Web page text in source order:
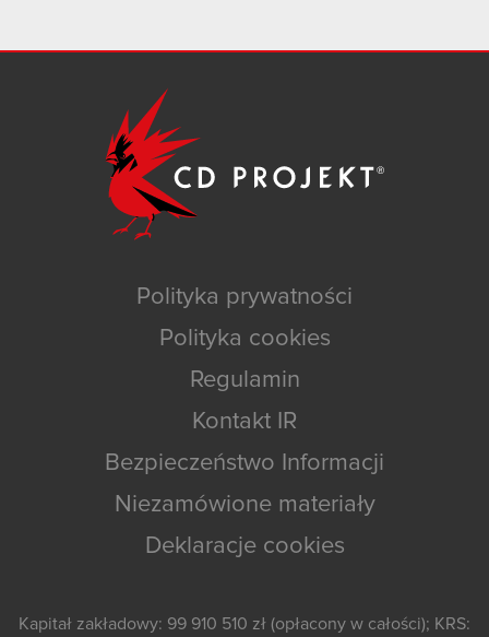
Polityka prywatności
Polityka cookies
Regulamin
Kontakt IR
Bezpieczeństwo Informacji
Niezamówione materiały
Deklaracje cookies
Kapitał zakładowy: 99 910 510 zł (opłacony w całości); KRS: